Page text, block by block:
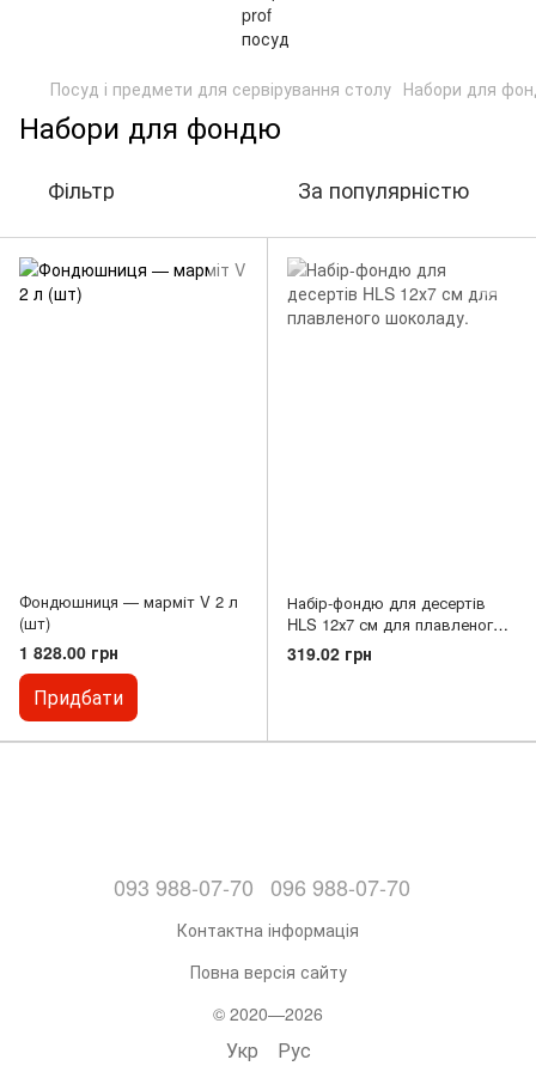
Посуд і предмети для сервірування столу Набори для
Набори для фондю
Фільтр За популярністю
Фондюшниця — марміт V 2 л
(шт)
1 828.00 грн
Придбати
Набір-фондю для десертів
HLS 12х7 см для плавленого
шоколаду.
319.02 грн
093 988-07-70 096 988-07-70
Контактна інформація
Повна версія сайту
© 2020—2026
Укр Рус